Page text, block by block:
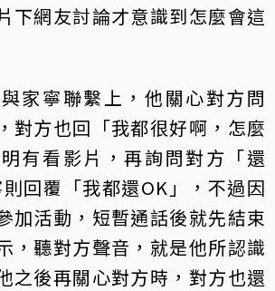
下網友討論才意識到怎麼會這
家寧聯繫上，他關心對方問
對方也回「我都很好啊，怎麼
有看影片，再詢問對方「還
回覆「我都還OK」，不過因
加活動，短暫通話後就先結束
，聽對方聲音，就是他所認識
之後再關心對方時，對方也還